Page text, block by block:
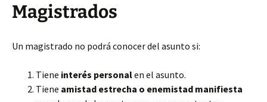
Magistrados
Un magistrado no podrá conocer del asunto si:
Tiene interés personalen el asunto.
Tiene amistad estrecha o enemistad manifiesta